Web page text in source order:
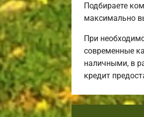
Подбираете
максимально
При
современные
наличными, в
кредит